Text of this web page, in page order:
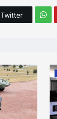
Twitter